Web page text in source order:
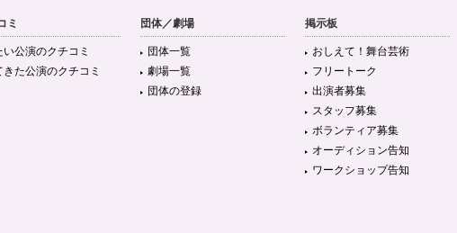
ミ
い公演のクチコミ
きた公演のクチコミ
団体／劇場
団体一覧
劇場一覧
団体の登録
掲示板
おしえて！舞台芸術
フリートーク
出演者募集
スタッフ募集
ボランティア募集
オーディション告知
ワークショップ告知